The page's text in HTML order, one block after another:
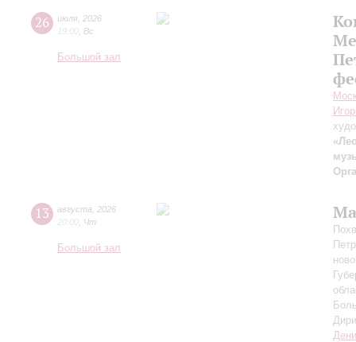
26 июля 2026
19:00 Вс
Большой зал
13 августа
2026
20:00 Чт
Большой зал